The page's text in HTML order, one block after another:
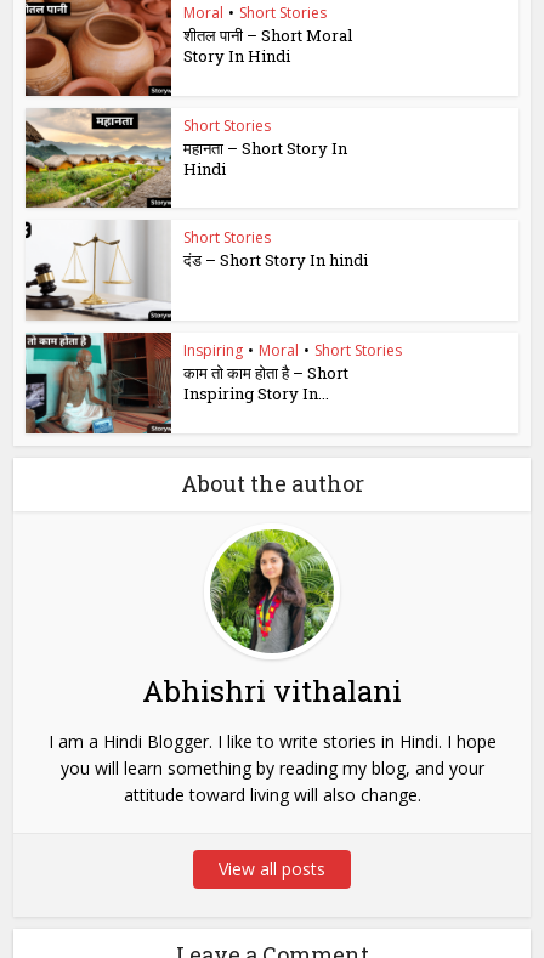
Moral • Short Stories
शीतल पानी – Short Moral
Story In Hindi
Short Stories
महानता – Short Story In
Hindi
Short Stories
दंड – Short Story In hindi
Inspiring • Moral • Short Stories
काम तो काम होता है – Short
Inspiring Story In...
About the author
Abhishri vithalani
I am a Hindi Blogger. I like to write stories in Hindi. I hope
you will learn something by reading my blog, and your
attitude toward living will also change.
View all posts